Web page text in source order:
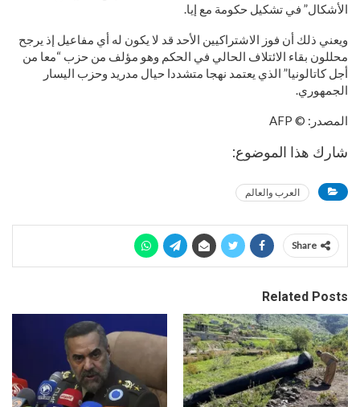
الأشكال” في تشكيل حكومة مع إيا.
ويعني ذلك أن فوز الاشتراكيين الأحد قد لا يكون له أي مفاعيل إذ يرجح
محللون بقاء الائتلاف الحالي في الحكم وهو مؤلف من حزب “معا من
أجل كاتالونيا” الذي يعتمد نهجا متشددا حيال مدريد وحزب اليسار
الجمهوري.
المصدر: © AFP
شارك هذا الموضوع:
العرب والعالم
Share
Related Posts